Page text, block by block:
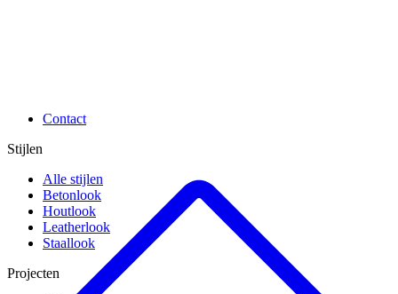
Contact
Stijlen
Alle stijlen
Betonlook
Houtlook
Leatherlook
Staallook
Projecten